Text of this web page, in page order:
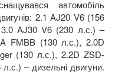
автомобіль
2.1AJ20 V6 (156
AJ30V6 (230 л.с.) –
FMBB(130 л.с.), 2.0D
(130 л.с.), 2.2D ZSD-
л.с.) – дизельні двигуни.